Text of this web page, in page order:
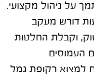
על ניהול מקצועי.
דורש מעקב
וקבלת החלטות
העמוסים
למצוא בקופת גמל